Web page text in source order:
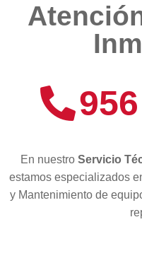
En nuestro Servicio
estamos especializados
y Mantenimiento de